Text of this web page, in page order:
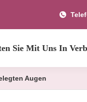
Sie Mit Uns In
Augen